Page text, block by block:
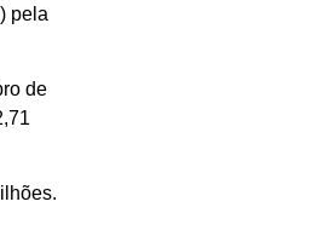
pela
de